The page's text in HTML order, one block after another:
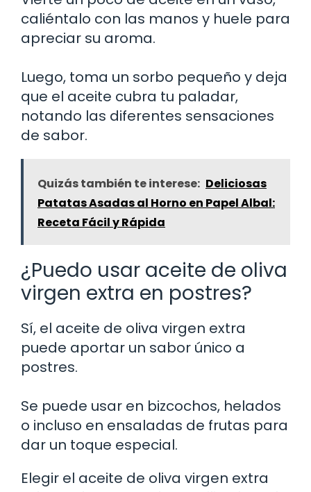
caliéntalo con las manos y huele para
apreciar su aroma.
Luego, toma un sorbo pequeño y deja
que el aceite cubra tu paladar,
notando las diferentes sensaciones
de sabor.
Quizás también te interese: Deliciosas
Patatas Asadas al Horno en Papel Albal:
Receta Fácil y Rápida
¿Puedo usar aceite de oliva
virgen extra en postres?
Sí, el aceite de oliva virgen extra
puede aportar un sabor único a
postres.
Se puede usar en bizcochos, helados
o incluso en ensaladas de frutas para
dar un toque especial.
Elegir el aceite de oliva virgen extra